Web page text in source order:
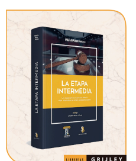
LIBERTAD SEXUAL